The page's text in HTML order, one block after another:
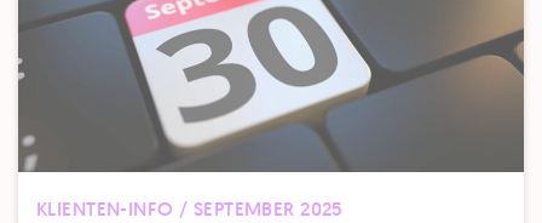
KLIENTEN-INFO / SEPTEMBER 2025